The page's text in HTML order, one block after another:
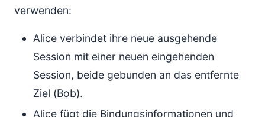
verwenden:
Alice verbindet ihre neue ausgehende
Session mit einer neuen eingehenden
Session, beide gebunden an das entfernte
Ziel (Bob).
Alice fügt die Bindungsinformationen und